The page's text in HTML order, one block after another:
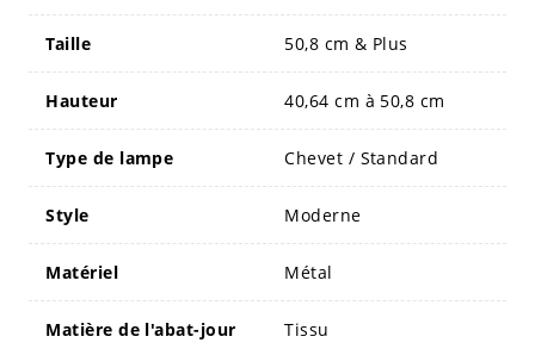
Taille 50,8 cm & Plus
Hauteur 40,64 cm à 50,8 cm
Type de lampe Chevet / Standard
Style Moderne
Matériel Métal
Matière de l'abat-jour Tissu